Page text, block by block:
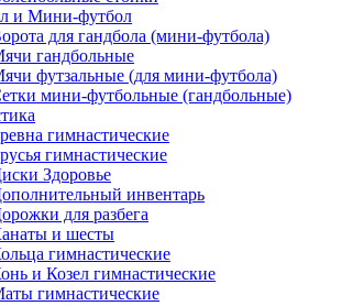
и Мини-футбол
для гандбола (мини-футбола)
гандбольные
футзальные (для мини-футбола)
мини-футбольные (гандбольные)
гимнастические
гимнастические
Здоровье
инвентарь
для разбега
и шесты
гимнастические
и Козел гимнастические
гимнастические